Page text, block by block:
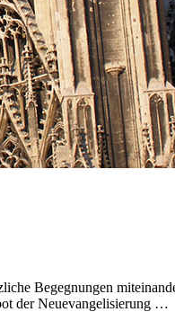
Begegnungen
der Neuevangelisierung …